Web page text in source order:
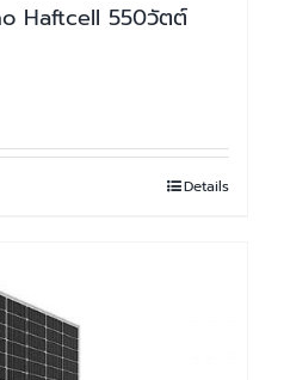
Haftcell 550วัตต์
Details